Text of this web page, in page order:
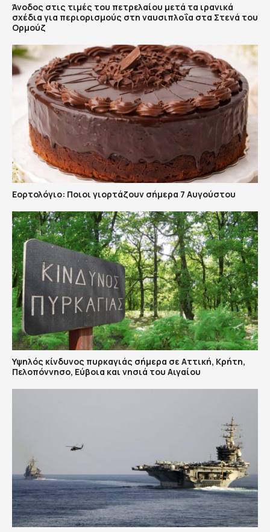
Άνοδος στις τιμές του πετρελαίου μετά τα ιρανικά
σχέδια για περιορισμούς στη ναυσιπλοΐα στα Στενά του
Ορμούζ
Εορτολόγιο: Ποιοι γιορτάζουν σήμερα 7 Αυγούστου
Υψηλός κίνδυνος πυρκαγιάς σήμερα σε Αττική, Κρήτη,
Πελοπόννησο, Εύβοια και νησιά του Αιγαίου